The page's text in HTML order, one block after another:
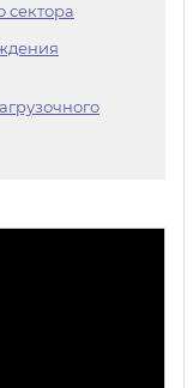
сектора